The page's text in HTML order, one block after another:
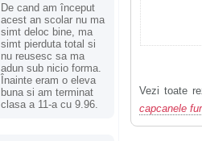
De cand am început
acest an scolar nu ma
simt deloc bine, ma
simt pierduta total si
nu reusesc sa ma
adun sub nicio forma.
Înainte eram o eleva
buna si am terminat
clasa a 11-a cu 9.96.
Vezi toate
capcanele